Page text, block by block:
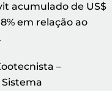
acumulado de US$
em relação ao
–